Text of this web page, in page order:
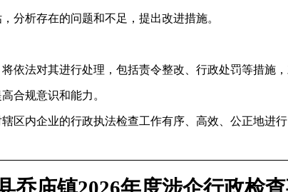
分析存在的问题和不足，提出改进措施。
依法对其进行处理，包括责令整改、行政处罚等措施
合规意识和能力。
区内企业的行政执法检查工作有序、高效、公正地进